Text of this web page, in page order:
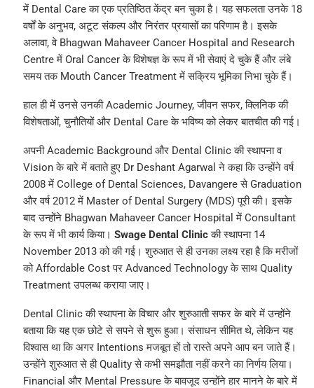
में Dental Care का एक प्रतिष्ठित केंद्र बन चुका है। यह सफलता उनके 18
वर्षों के अनुभव, अटूट संकल्प और निरंतर प्रयासों का परिणाम है। इसके
अलावा, वे Bhagwan Mahaveer Cancer Hospital and Research
Centre में Oral Cancer के विशेषज्ञ के रूप में भी सेवाएं दे चुके हैं और लंबे
समय तक Mouth Cancer Treatment में सक्रिय भूमिका निभा चुके हैं।
हाल ही में उनसे उनकी Academic Journey, जीवन सफर, क्लिनिक की
विशेषताओं, चुनौतियों और Dental Care के भविष्य को लेकर बातचीत की गई।
अपनी Academic Background और Dental Clinic की स्थापना व
Vision के बारे में बताते हुए Dr Deshant Agarwal ने कहा कि उन्होंने वर्ष
2008 में College of Dental Sciences, Davangere से Graduation
और वर्ष 2012 में Master of Dental Surgery (MDS) पूरी की। इसके
बाद उन्होंने Bhagwan Mahaveer Cancer Hospital में Consultant
के रूप में भी कार्य किया। Swage Dental Clinicकी स्थापना 14
November 2013 को की गई। शुरुआत से ही उनका लक्ष्य रहा है कि मरीजों
को Affordable Cost पर Advanced Technology के साथ Quality
Treatment उपलब्ध कराया जाए।
Dental Clinic की स्थापना के विचार और शुरुआती सफर के बारे में उन्होंने
बताया कि यह एक छोटे से सपने से शुरू हुआ। संसाधन सीमित थे, लेकिन यह
विश्वास था कि अगर Intentions मजबूत हों तो रास्ते अपने आप बन जाते हैं।
उन्होंने शुरुआत से ही Quality से कभी समझौता नहीं करने का निर्णय लिया।
Financial और Mental Pressure के बावजूद उन्होंने हार मानने के बारे में